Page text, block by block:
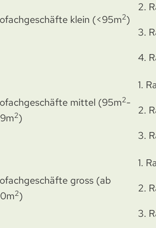
klein (<95m2)
2.
3.
4.
mittel (95m2-
2)
1.
2.
3.
gross (ab
2)
1.
2.
3.